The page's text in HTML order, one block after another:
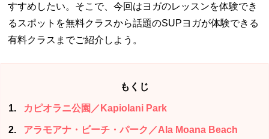
すすめしたい。そこで、今回はヨガのレッスンを体験でき
るスポットを無料クラスから話題のSUPヨガが体験できる
有料クラスまでご紹介しよう。
もくじ
1 カピオラニ公園／Kapiolani Park
2
アラモアナ・ビーチ・パーク／Ala Moana Beach